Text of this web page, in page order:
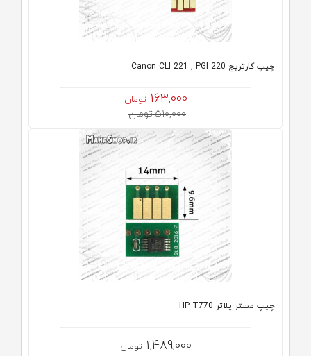
چیپ کارتریج Canon CLI 221 , PGI 220
163,000 تومان
510,000 تومان
چیپ مستر پلاتر HP T770
1,489,000 تومان